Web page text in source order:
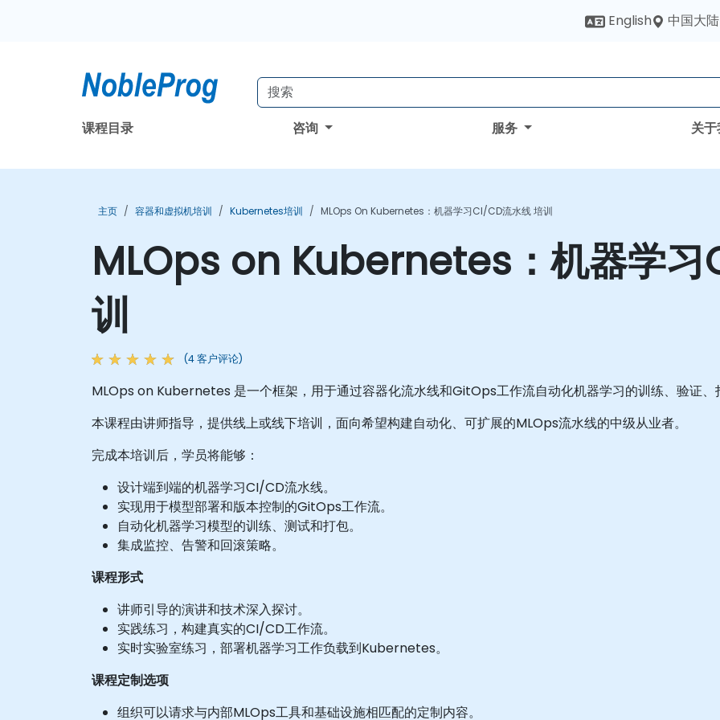
English 中国大陆
课程目录 咨询 服务 关于
主页 容器和虚拟机培训 Kubernetes培训 MLOps On Kubernetes：机器学习CI/CD流水线 培训
MLOps on Kubernetes：机器学习
训
(4 客户评论)
MLOps on Kubernetes 是一个框架，用于通过容器化流水线和GitOps工作流自动化机器学习的训练、验证、
本课程由讲师指导，提供线上或线下培训，面向希望构建自动化、可扩展的MLOps流水线的中级从业者。
完成本培训后，学员将能够：
设计端到端的机器学习CI/CD流水线。
实现用于模型部署和版本控制的GitOps工作流。
自动化机器学习模型的训练、测试和打包。
集成监控、告警和回滚策略。
课程形式
讲师引导的演讲和技术深入探讨。
实践练习，构建真实的CI/CD工作流。
实时实验室练习，部署机器学习工作负载到Kubernetes。
课程定制选项
组织可以请求与内部MLOps工具和基础设施相匹配的定制内容。